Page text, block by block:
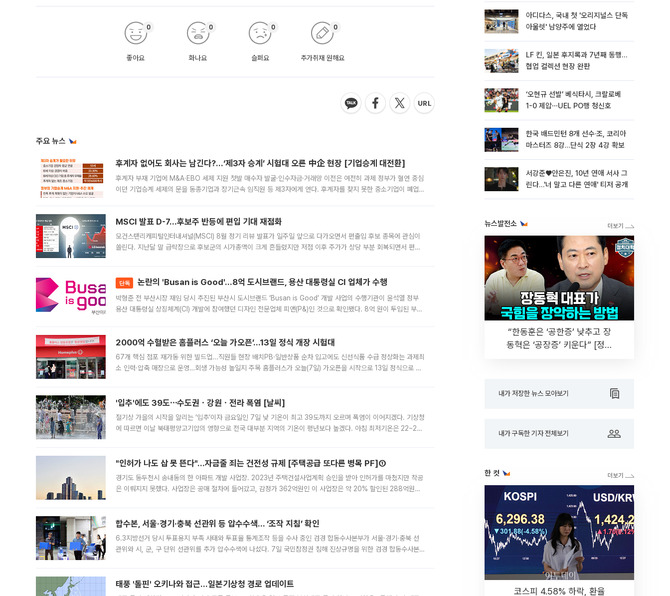
좋아요
0
화나요
0
슬퍼요
0
추가취재 원해요
0
주요 뉴스
후계자 없어도 회사는 남긴다?…‘제3자 승계’ 시험대 오른 中企 현장 [기업승계 대전환]
후계자 부재 기업에 M&A·EBO 세제 지원 첫발 매수자 발굴·인수자금·거래망 이전은 여전히 과제 정부가 혈연 중심
이던 기업승계 세제의 문을 동종기업과 장기근속 임직원 등 제3자에게 연다. 후계자를 찾지 못한 중소기업이 폐업
MSCI 발표 D-7…후보주 반등에 편입 기대 재점화
모건스탠리캐피털인터내셔널(MSCI) 8월 정기 리뷰 발표가 일주일 앞으로 다가오면서 편출입 후보 종목에 관심이
쏠린다. 지난달 말 급락장으로 후보군의 시가총액이 크게 흔들렸지만 저점 이후 주가가 상당 부분 회복되면서 편입
단독 논란의 'Busan is Good'…8억 도시브랜드, 용산 대통령실 CI 업체가 수행
박형준 전 부산시장 재임 당시 추진된 부산시 도시브랜드 ‘Busan is Good’ 개발 사업의 수행기관이 윤석열 정부
용산 대통령실 상징체계(CI) 개발에 참여했던 디자인 전문업체 피앤(P&)인 것으로 확인됐다. 8억 원이 투입된 부산
2000억 수혈받은 홈플러스 ‘오늘 가오픈’...13일 정식 개장 시험대
67개 핵심 점포 재가동 위한 빌드업...직원들 현장 배치PB·일반상품 순차 입고에도 신선식품 수급 정상화는 과제최
소 인력·압축 매장으로 운영…회생 가능성 높일지 주목 홈플러스가 오늘(7일) 가오픈을 시작으로 13일 정식으로 재
'입추'에도 39도⋯수도권ㆍ강원ㆍ전라 폭염 [날씨]
절기상 가을의 시작을 알리는 ‘입추’이자 금요일인 7일 낮 기온이 최고 39도까지 오르며 폭염이 이어지겠다. 기상청
에 따르면 이날 북태평양고기압의 영향으로 전국 대부분 지역의 기온이 평년보다 높겠다. 아침 최저기온은 22~27
"인허가 나도 삽 못 뜬다"…자금줄 죄는 건전성 규제 [주택공급 또다른 병목 PF]①
경기도 동두천시 송내동의 한 아파트 개발 사업장. 2023년 주택건설사업계획 승인을 받아 인허가를 마쳤지만 착공
은 이뤄지지 못했다. 사업장은 공매 절차에 들어갔고, 감정가 362억원인 이 사업장은 약 20% 할인된 288억원에
합수본, 서울·경기·충북 선관위 등 압수수색… ‘조작 지침’ 확인
6.3지방선거 당시 투표용지 부족 사태와 투표율 통계조작 등을 수사 중인 검경 합동수사본부가 서울·경기·충북 선
관위와 시, 군, 구 단위 선관위를 추가 압수수색에 나섰다. 7일 국민참정권 침해 진상규명을 위한 검경 합동수사본
태풍 '돌핀' 오키나와 접근…일본기상청 경로 업데이트
아디다스, 국내 첫 '오리지널스 단독
아울렛' 남양주에 열었다
LF 킨, 일본 후지록과 7년째 동행…
협업 컬렉션 현장 완판
‘오현규 선발’ 베식타시, 크랄로베
1-0 제압⋯UEL PO행 청신호
한국 배드민턴 8개 선수·조, 코리아
마스터즈 8강…단식 2장 4강 확보
서강준♥안은진, 10년 연애 서사 그
린다…'너 말고 다른 연애' 티저 공개
뉴스발전소
“한동훈은 ‘공한증’ 낮추고 장
동혁은 ‘공장증’ 키운다” [정치
내가 저장한 뉴스 모아보기
내가 구독한 기자 전체보기
한 컷
코스피 4.58% 하락, 환율